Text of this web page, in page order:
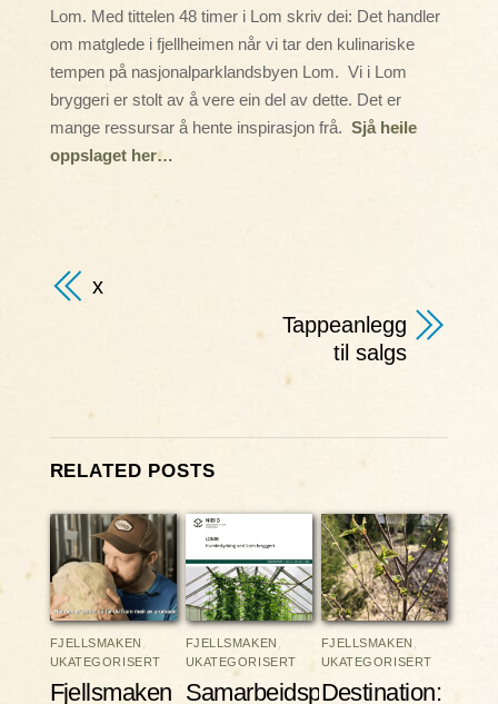
Lom. Med tittelen 48 timer i Lom skriv dei: Det handler
om matglede i fjellheimen når vi tar den kulinariske
tempen på nasjonalparklandsbyen Lom. Vi i Lom
bryggeri er stolt av å vere ein del av dette. Det er
mange ressursar å hente inspirasjon frå. Sjå heile
oppslaget her…
x
Tappeanlegg
til salgs
RELATED POSTS
FJELLSMAKEN
UKATEGORISERT
Fjellsmaken
FJELLSMAKEN
UKATEGORISERT
Samarbeidsprosjektet
FJELLSMAKEN
UKATEGORISERT
Destination: